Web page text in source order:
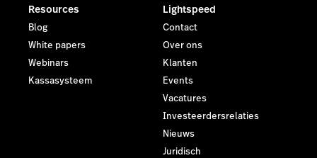
Resources
Blog
White papers
Webinars
Kassasysteem
Lightspeed
Contact
Over ons
Klanten
Events
Vacatures
Investeerdersrelaties
Nieuws
Juridisch